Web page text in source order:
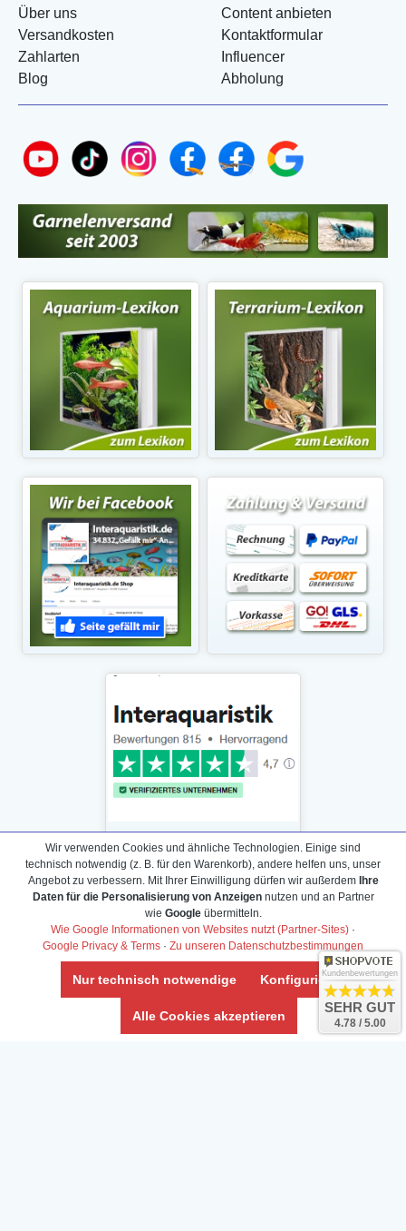
Über uns
Versandkosten
Zahlarten
Blog
Content anbieten
Kontaktformular
Influencer
Abholung
Daten­schutz­erklärung
Widerrufs­recht /Widerrufs­formular
AGB & Info
Impressum
Umwelt und Entsorgung
Vertrag widerrufen
Wir verwenden Cookies und ähnliche Technologien. Einige sind
technisch notwendig (z. B. für den Warenkorb), andere helfen uns, unser
Angebot zu verbessern. Mit Ihrer Einwilligung dürfen wir außerdem Ihre
Daten für die Personalisierung von Anzeigennutzen und an Partner
wie Googleübermitteln.
Wie Google Informationen von Websites nutzt (Partner-Sites) ·
Google Privacy & Terms · Zu unseren Datenschutzbestimmungen
Nur technisch notwendige Konfigurieren
Alle Cookies akzeptieren
Kundenbewertungen
SEHR GUT
4.78 / 5.00